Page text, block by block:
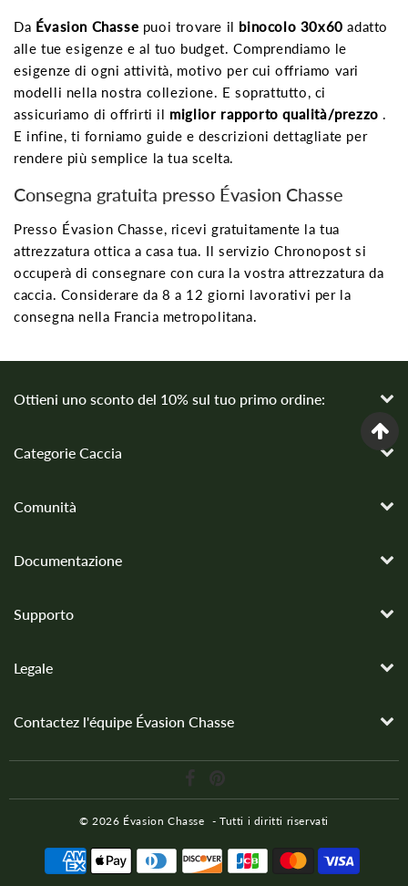
Da Évasion Chasse puoi trovare il binocolo 30x60 adatto
alle tue esigenze e al tuo budget. Comprendiamo le
esigenze di ogni attività, motivo per cui offriamo vari
modelli nella nostra collezione. E soprattutto, ci
assicuriamo di offrirti il ​​miglior rapporto qualità/prezzo .
E infine, ti forniamo guide e descrizioni dettagliate per
rendere più semplice la tua scelta.
Consegna gratuita presso Évasion Chasse
Presso Évasion Chasse, ricevi gratuitamente la tua
attrezzatura ottica a casa tua. Il servizio Chronopost si
occuperà di consegnare con cura la vostra attrezzatura da
caccia. Considerare da 8 a 12 giorni lavorativi per la
consegna nella Francia metropolitana.
Ottieni uno sconto del 10% sul tuo primo ordine:
Categorie Caccia
Comunità
Documentazione
Supporto
Legale
Contactez l'équipe Évasion Chasse
© 2026 Évasion Chasse - Tutti i diritti riservati